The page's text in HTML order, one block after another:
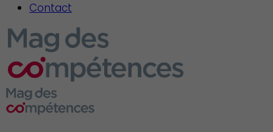
Contact